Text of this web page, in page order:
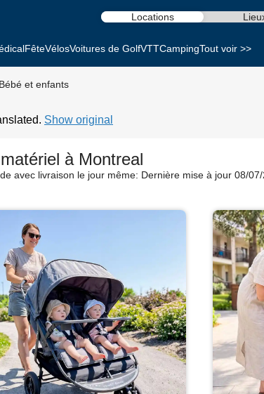
Locations
FêteVélosVoitures de GolfVTTCampingTout voir >>
Bébé et enfants
Show original
à Montreal
avec livraison le jour même: Dernière mise à jour 08/07/